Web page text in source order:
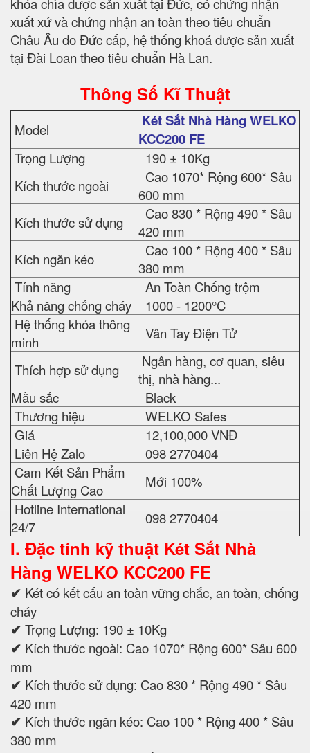
xuất xứ và chứng nhận an toàn theo tiêu chuẩn
Châu Âu do Đức cấp, hệ thống khoá được sản xuất
tại Đài Loan theo tiêu chuẩn Hà Lan.
Thông Số Kĩ Thuật
Model
Két Sắt Nhà Hàng WELKO
KCC200 FE
Trọng Lượng
190 ± 10Kg
Kích thước ngoài
Cao 1070* Rộng 600* Sâu
600 mm
Kích thước sử dụng
Cao 830 * Rộng 490 * Sâu
420 mm
Kích ngăn kéo
Cao 100 * Rộng 400 * Sâu
380 mm
Tính năng
An Toàn Chống trộm
Khả năng chống cháy
1000 - 1200°C
Hệ thống khóa thông
minh
Vân Tay Điện Tử
Thích hợp sử dụng
Ngân hàng, cơ quan, siêu
thị, nhà hàng...
Mầu sắc
Black
Thương hiệu
WELKO Safes
Giá
12,100,000 VNĐ
Liên Hệ Zalo
098 2770404
Cam Kết Sản Phẩm
Chất Lượng Cao
Mới 100%
Hotline International
24/7
098 2770404
I. Đặc tính kỹ thuật Két Sắt Nhà
Hàng WELKO KCC200 FE
✔ Két có kết cấu an toàn vững chắc, an toàn, chống
cháy
✔ Trọng Lượng: 190 ± 10Kg
✔ Kích thước ngoài: Cao 1070* Rộng 600* Sâu 600
mm
✔ Kích thước sử dụng: Cao 830 * Rộng 490 * Sâu
420 mm
✔ Kích thước ngăn kéo: Cao 100 * Rộng 400 * Sâu
380 mm